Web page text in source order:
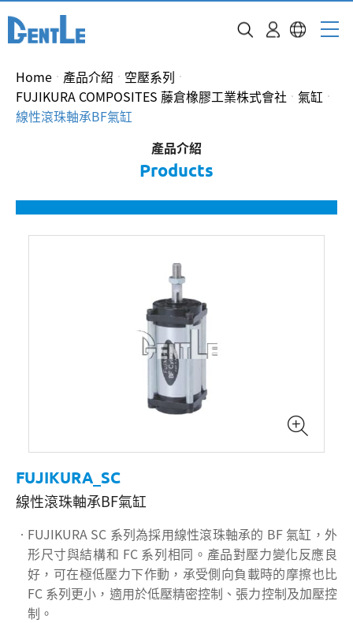
Home 產品介紹
空壓系列
FUJIKURA COMPOSITES 藤倉橡膠工業株式會社
氣缸
線性滾珠軸承BF氣缸
產品介紹
Products
FUJIKURA_SC
線性滾珠軸承BF氣缸
FUJIKURA SC 系列為採用線性滾珠軸承的 BF 氣缸，外
形尺寸與結構和 FC 系列相同。產品對壓力變化反應良
好，可在極低壓力下作動，承受側向負載時的摩擦也比
FC 系列更小，適用於低壓精密控制、張力控制及加壓控
制。